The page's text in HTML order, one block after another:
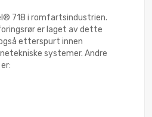
718 i romfartsindustrien.
er laget av dette
etterspurt innen
systemer. Andre